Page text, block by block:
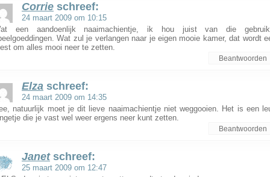
Corrie schreef:
24 maart 2009 om 10:15
een aandoenlijk naaimachientje, ik hou juist van die
Wat zul je verlangen naar je eigen mooie kamer, dat wordt
om alles mooi neer te zetten.
Beantwoorden
Elza schreef:
24 maart 2009 om 14:35
natuurlijk moet je dit lieve naaimachientje niet weggooien. Het is een
die je vast wel weer ergens neer kunt zetten.
Beantwoorden
Janet schreef:
25 maart 2009 om 12:47